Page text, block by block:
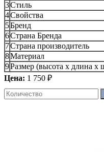
3Стиль
4Свойства
5Бренд
6Страна Бренда
7Страна производитель
8Материал
9Размер (высота х длина х
Цена: 1 750 ₽